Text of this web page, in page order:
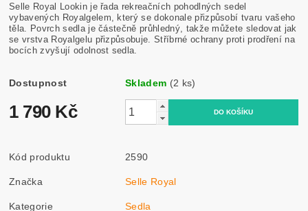
Selle Royal Lookin je řada rekreačních pohodlných sedel
vybavených Royalgelem, který se dokonale přizpůsobí tvaru vašeho
těla. Povrch sedla je částečně průhledný, takže můžete sledovat jak
se vrstva Royalgelu přizpůsobuje. Stříbrné ochrany proti prodření na
bocích zvyšují odolnost sedla.
Dostupnost Skladem (2 ks)
1 790 Kč
Kód produktu 2590
Značka Selle Royal
Kategorie Sedla